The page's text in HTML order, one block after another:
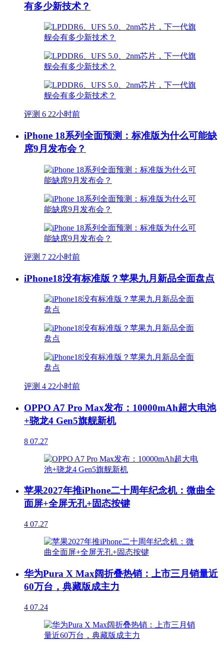
有多少新技术？
评测 6 22小时前
iPhone 18系列全面预测：标准版为什么可能缺
席9月发布会？
评测 7 22小时前
iPhone18没有标准版？苹果九月新品全面盘点
评测 4 22小时前
OPPO A7 Pro Max发布：10000mAh超大电池
+骁龙4 Gen5旗舰新机
8 07.27
苹果2027年推iPhone二十周年纪念机：微曲全
面屏+全屏无孔+固态按键
4 07.27
华为Pura X Max阔折叠热销：上市三月销量近
60万台，典藏版成主力
4 07.24